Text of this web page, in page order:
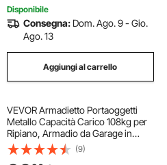
Disponibile
Consegna: Dom. Ago. 9 - Gio.
Ago. 13
Aggiungi al carrello
VEVOR Armadietto Portaoggetti
Metallo Capacità Carico 108kg per
Ripiano, Armadio da Garage in
Acciaio Verniciato a Polvere
Montaggio a Parete Ripiano
(9)